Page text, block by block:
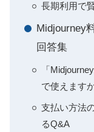
長期利用で
Midjourney
回答集
「
で使えます
支払い方法
るQ&A